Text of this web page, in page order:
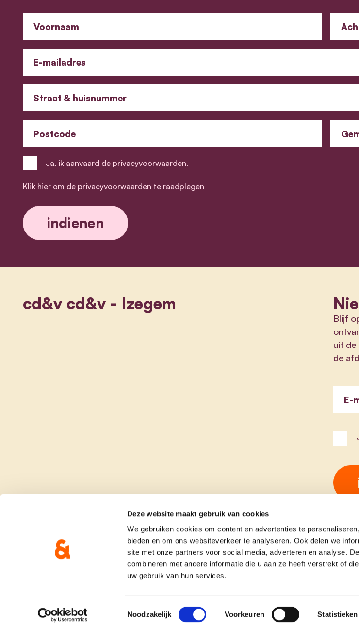
Deze website maakt gebruik van cookies
We gebruiken cookies om content en advertenties te
bieden en om ons websiteverkeer te analyseren. Ook delen we
site met onze partners voor social media, adverteren en analyse.
combineren met andere informatie die u aan ze heeft verstrekt of
uw gebruik van hun services.
Toestemmingsselectie
Noodzakelijk Voorkeuren Statistieken
Voornaam
E-mailadres
Straat & huisnummer
Postcode
Ja, ik aanvaard de privacyvoorwaarden.
Klik hierom de privacyvoorwaarden te raadplegen
cd&v cd&v - Izegem
Blijf
uit de
de
E-
onze partij doe mee contact